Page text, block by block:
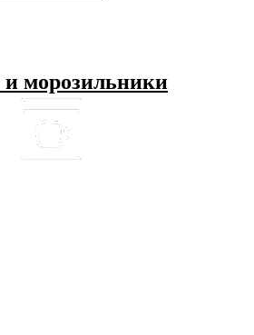
морозильники